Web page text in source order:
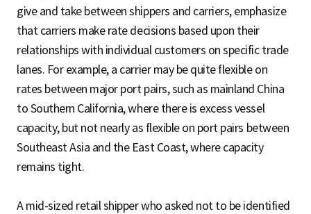
give and take between shippers and carriers, emphasize
that carriers make rate decisions based upon their
relationships with individual customers on specific trade
lanes. For example, a carrier may be quite flexible on
rates between major port pairs, such as mainland China
to Southern California, where there is excess vessel
capacity, but not nearly as flexible on port pairs between
Southeast Asia and the East Coast, where capacity
remains tight.
A mid-sized retail shipper who asked not to be identified